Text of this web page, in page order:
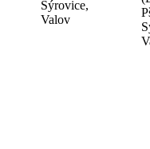
Sýrovice,
Valov